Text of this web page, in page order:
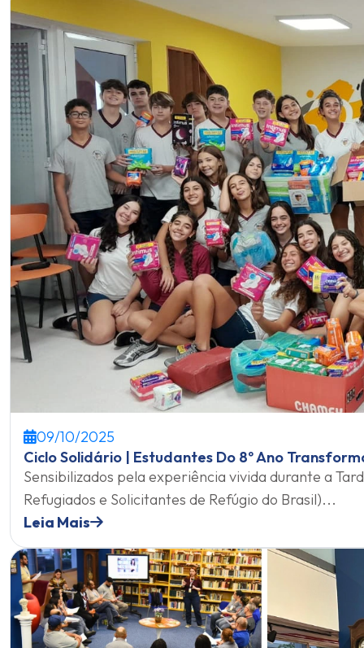
09/10/2025
Ciclo Solidário | Estudantes Do 8º Ano
Sensibilizados pela experiência vivida durante a
Refugiados e Solicitantes de Refúgio do Brasil)...
Leia Mais